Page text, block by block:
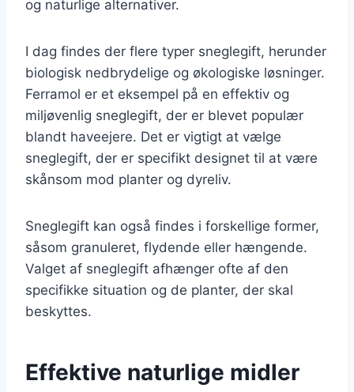
og naturlige alternativer.
I dag findes der flere typer sneglegift, herunder
biologisk nedbrydelige og økologiske løsninger.
Ferramol er et eksempel på en effektiv og
miljøvenlig sneglegift, der er blevet populær
blandt haveejere. Det er vigtigt at vælge
sneglegift, der er specifikt designet til at være
skånsom mod planter og dyreliv.
Sneglegift kan også findes i forskellige former,
såsom granuleret, flydende eller hængende.
Valget af sneglegift afhænger ofte af den
specifikke situation og de planter, der skal
beskyttes.
Effektive naturlige midler